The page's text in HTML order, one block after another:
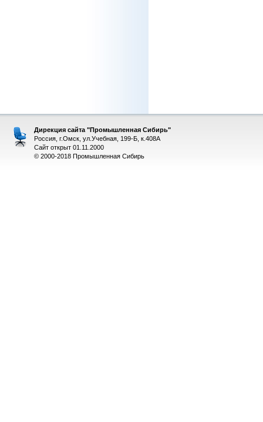
Дирекция сайта "Промышленная Сибирь"
Россия, г.Омск, ул.Учебная, 199-Б, к.408А
Сайт открыт 01.11.2000
© 2000-2018 Промышленная Сибирь